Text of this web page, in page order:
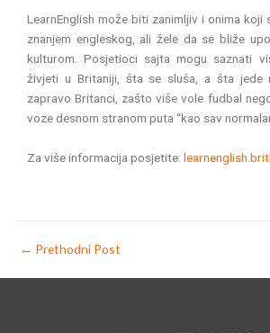
LearnEnglish može biti zanimljiv i onima koji
znanjem engleskog, ali žele da se bliže
kulturom. Posjetioci sajta mogu saznati
živjeti u Britaniji, šta se sluša, a šta jede
zapravo Britanci, zašto više vole fudbal
voze desnom stranom puta “kao sav
Za više informacija posjetite:
← Prethodni Post